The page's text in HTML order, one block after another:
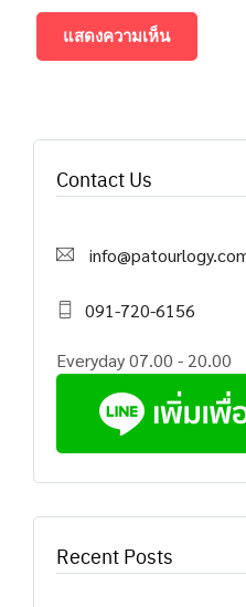
Contact Us
091-720-6156
Everyday 07.00 - 20.00
Recent Posts